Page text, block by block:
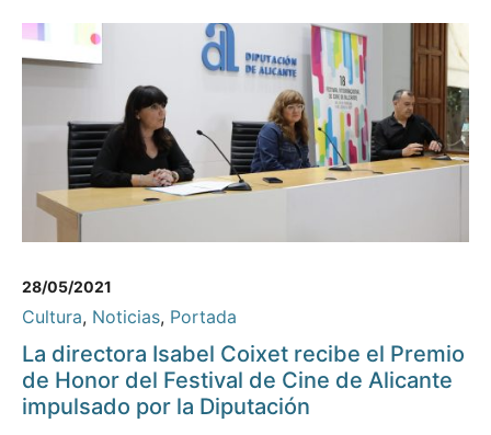
28/05/2021
Cultura, Noticias, Portada
La directora Isabel Coixet recibe el Premio
de Honor del Festival de Cine de Alicante
impulsado por la Diputación